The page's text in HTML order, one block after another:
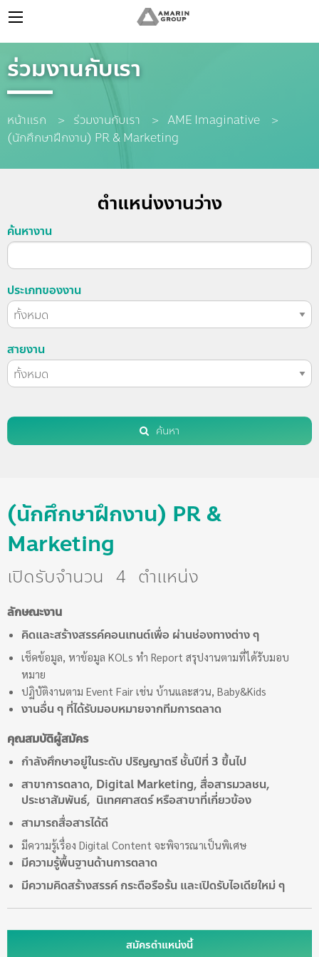
ร่วมงานกับเรา
หน้าแรก ร่วมงานกับเรา
AME Imaginative
Current:
(นักศึกษาฝึกงาน) PR & Marketing
ตำแหน่งงานว่าง
ค้นหางาน
ประเภทของงาน
สายงาน
ค้นหา
(นักศึกษาฝึกงาน) PR &
Marketing
เปิดรับจำนวน 4 ตำแหน่ง
ลักษณะงาน
คิดและสร้างสรรค์คอนเทนต์เพื่อ ผ่านช่องทางต่าง ๆ
เช็คข้อมูล, หาข้อมูล KOLs ทำ Report สรุปงานตามที่ได้รับมอบ
หมาย
ปฏิบัติงานตาม Event Fair เช่น บ้านและสวน, Baby&Kids
งานอื่น ๆ ที่ได้รับมอบหมายจากทีมการตลาด
คุณสมบัติผู้สมัคร
กำลังศึกษาอยู่ในระดับ ปริญญาตรี ชั้นปีที่ 3 ขึ้นไป
สาขาการตลาด, Digital Marketing, สื่อสารมวลชน,
ประชาสัมพันธ์, นิเทศศาสตร์ หรือสาขาที่เกี่ยวข้อง
สามารถสื่อสารได้ดี
มีความรู้เรื่อง Digital Content จะพิจารณาเป็นพิเศษ
มีความรู้พื้นฐานด้านการตลาด
มีความคิดสร้างสรรค์ กระตือรือร้น และเปิดรับไอเดียใหม่ ๆ
สมัครตำแหน่งนี้